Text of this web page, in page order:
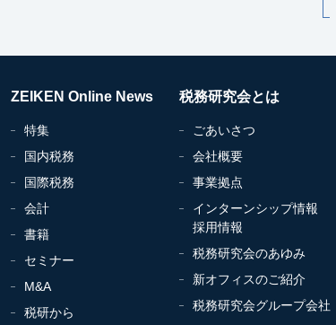
ZEIKEN Online News
特集
国内税務
国際税務
会計
書籍
セミナー
M&A
税研から
税務研究会とは
ごあいさつ
会社概要
事業拠点
インターンシップ情報
採用情報
税務研究会のあゆみ
新オフィスのご紹介
税務研究会グループ会社